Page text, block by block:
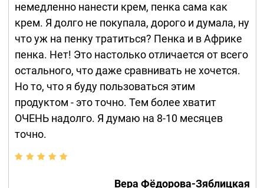
немедленно нанести крем, пенка сама как
крем. Я долго не покупала, дорого и думала, ну
что уж на пенку тратиться? Пенка и в Африке
пенка. Нет! Это настолько отличается от всего
остального, что даже сравнивать не хочется.
Но то, что я буду пользоваться этим
продуктом - это точно. Тем более хватит
ОЧЕНЬ надолго. Я думаю на 8-10 месяцев
точно.
Вера Фёдорова-Зяблицкая